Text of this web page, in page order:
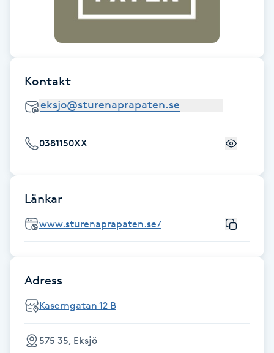
Fransar
Fransborttagning
Fransfärgning
Fransförlängning Megavolym
Fransförlängning Volym
Fransk manikyr
Fransrengöring
Kontakt
0381150XX
Länkar
www.sturenaprapaten.se/
Adress
Kaserngatan 12 B
575 35, Eksjö